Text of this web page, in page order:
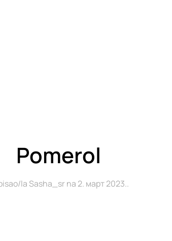
Pomerol
laSasha_sr na 2. март 2023..